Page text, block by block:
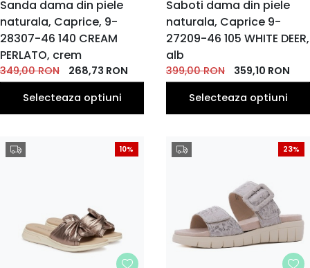
MARIME
36
EU
37
EU
38
EU
38.5
EU
Sanda dama din piele
naturala, Caprice, 9-
28307-46 140 CREAM
PERLATO, crem
349,00RON 268,73 RON
Selecteaza optiuni
MARIME
36
EU
37
EU
38
EU
39
EU
Saboti dama din piele
naturala, Caprice 9-
27209-46 105 WHITE DEER,
alb
399,00RON 359,10 RON
Selecteaza optiuni
10% 23%